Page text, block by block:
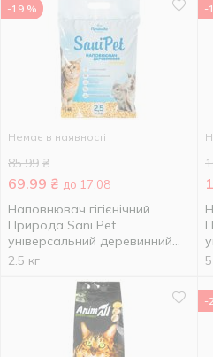
-19 %
Немає в наявності
85.99 ₴
69.99 ₴ до 17.08
Наповнювач гігієнічний
Природа Sani Pet
універсальний деревинний
2,5кг
2.5 кг
-
-